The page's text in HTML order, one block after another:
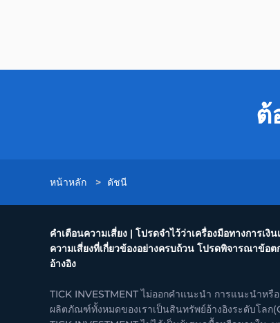
ต้
หน้าหลัก > ดัชนี
คำเตือนความเสี่ยง | โปรดจำไว้ว่าเครื่องมือทางกา
ความเสี่ยงที่เกี่ยวข้องอย่างครบถ้วน โปรดพิจารณาข้อ
อ้างอิง
TICK INVESTMENT ไม่ออกคำแนะนำ การแนะนำห
ผลิตภัณฑ์ทั้งหมดของเราเป็นสินทรัพย์อ้างอิงระดับโลก